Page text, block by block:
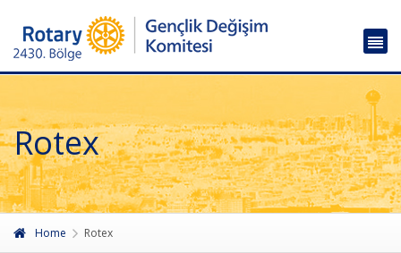
Rotex
Home Rotex